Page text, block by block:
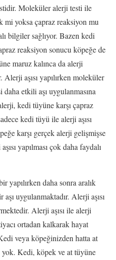
Moleküler alerji testi ile
yoksa çapraz reaksiyon mu
bilgiler sağlıyor. Bazen kedi
reaksiyon sonucu köpeğe de
maruz kalınca da alerji
aşısı yapılırken moleküler
etkili aşı uygulanmasına
kedi tüyüne karşı çapraz
kedi tüyü ile alerji aşısı
karşı gerçek alerji gelişmişse
yapılması çok daha faydalı
yapılırken daha sonra aralık
uygulanmaktadır. Alerji aşısı
Alerji aşısı ile alerji
ortadan kalkarak hayat
veya köpeğinizden hatta at
Kedi, köpek ve at tüyüne